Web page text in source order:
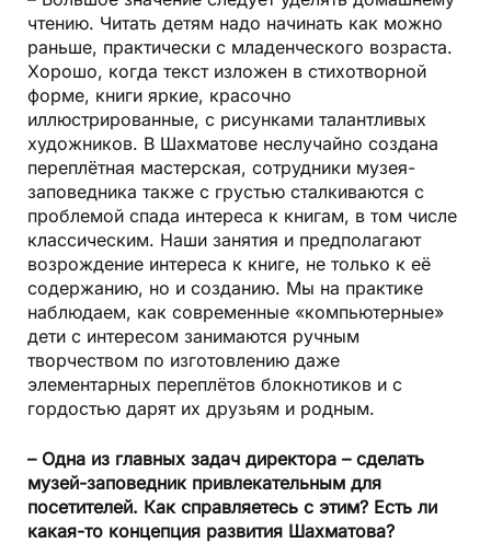
чтению. Читать детям надо начинать как можно
раньше, практически с младенческого возраста.
Хорошо, когда текст изложен в стихотворной
форме, книги яркие, красочно
иллюстрированные, с рисунками талантливых
художников. В Шахматове неслучайно создана
переплётная мастерская, сотрудники музея-
заповедника также с грустью сталкиваются с
проблемой спада интереса к книгам, в том числе
классическим. Наши занятия и предполагают
возрождение интереса к книге, не только к её
содержанию, но и созданию. Мы на практике
наблюдаем, как современные «компьютерные»
дети с интересом занимаются ручным
творчеством по изготовлению даже
элементарных переплётов блокнотиков и с
гордостью дарят их друзьям и родным.
– Одна из главных задач директора – сделать
музей-заповедник привлекательным для
посетителей. Как справляетесь с этим? Есть ли
какая-то концепция развития Шахматова?